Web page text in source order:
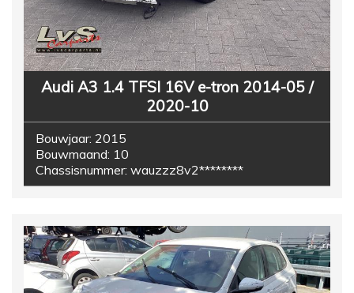
Audi A3 1.4 TFSI 16V e-tron 2014-05 /
2020-10
Bouwjaar: 2015
Bouwmaand: 10
Chassisnummer: wauzzz8v2********